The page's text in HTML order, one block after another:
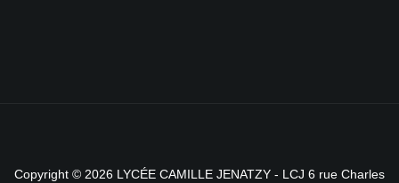
Copyright © 2026 LYCÉE CAMILLE JENATZY - LCJ 6 rue Charles